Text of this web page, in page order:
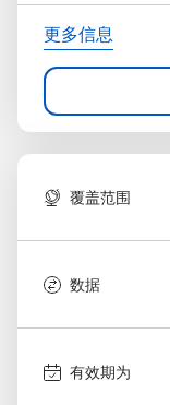
更多信息
覆盖范围
数据
有效期为